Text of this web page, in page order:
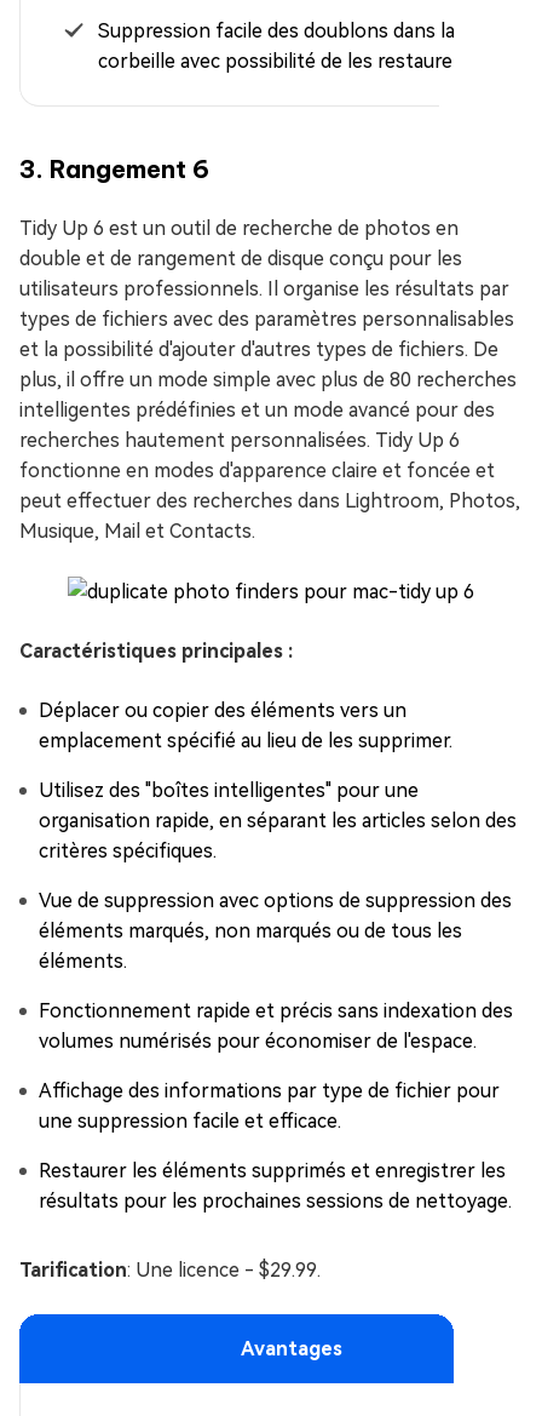
Suppression facile des doublons dans la
corbeille avec possibilité de les restaurer.
3. Rangement 6
Tidy Up 6 est un outil de recherche de photos en
double et de rangement de disque conçu pour les
utilisateurs professionnels. Il organise les résultats par
types de fichiers avec des paramètres personnalisables
et la possibilité d'ajouter d'autres types de fichiers. De
plus, il offre un mode simple avec plus de 80 recherches
intelligentes prédéfinies et un mode avancé pour des
recherches hautement personnalisées. Tidy Up 6
fonctionne en modes d'apparence claire et foncée et
peut effectuer des recherches dans Lightroom, Photos,
Musique, Mail et Contacts.
Caractéristiques principales :
Déplacer ou copier des éléments vers un
emplacement spécifié au lieu de les supprimer.
Utilisez des "boîtes intelligentes" pour une
organisation rapide, en séparant les articles selon des
critères spécifiques.
Vue de suppression avec options de suppression des
éléments marqués, non marqués ou de tous les
éléments.
Fonctionnement rapide et précis sans indexation des
volumes numérisés pour économiser de l'espace.
Affichage des informations par type de fichier pour
une suppression facile et efficace.
Restaurer les éléments supprimés et enregistrer les
résultats pour les prochaines sessions de nettoyage.
Tarification: Une licence - $29.99.
Avantages